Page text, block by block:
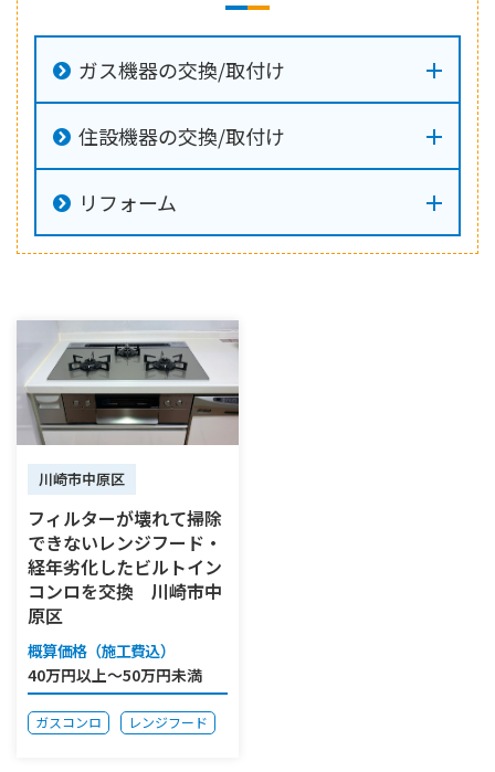
ガス機器の交換/取付け
住設機器の交換/取付け
リフォーム
川崎市中原区
フィルターが壊れて掃除
できないレンジフード・
経年劣化したビルトイン
コンロを交換 川崎市中
原区
概算価格（施工費込）
40万円以上～50万円未満
ガスコンロ レンジフード